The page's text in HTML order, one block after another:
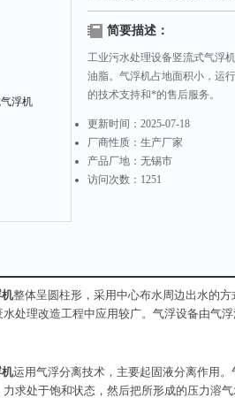
简要描述：
工业污水处理设备竖流式气浮
油脂。气浮机占地面积小，运
的技术支持和*的售后服务。
更新时间： 2025-07-18
厂商性质： 生产厂家
产品厂地： 无锡市
访问次数： 1251
整体呈圆柱形，采用中心布水周边出水的
处理改造工程中应用较广。气浮设备由气
运用气浮分离技术，主要起固液分离作用
求处于饱和状态，然后把所形成的压力溶